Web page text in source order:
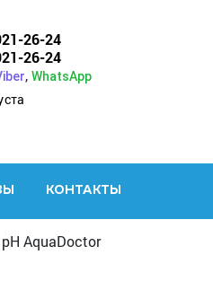
26-24
26-24
, WhatsApp
КОНТАКТЫ
AquaDoctor